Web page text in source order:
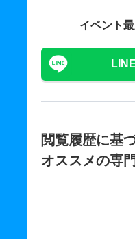
イベント
閲覧履歴に基
オススメの専